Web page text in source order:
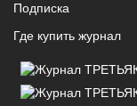
Подписка
Где купить журнал